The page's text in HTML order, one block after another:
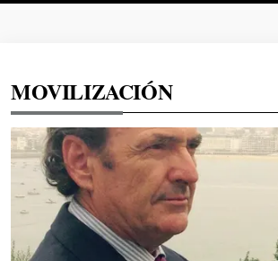
MOVILIZACIÓN